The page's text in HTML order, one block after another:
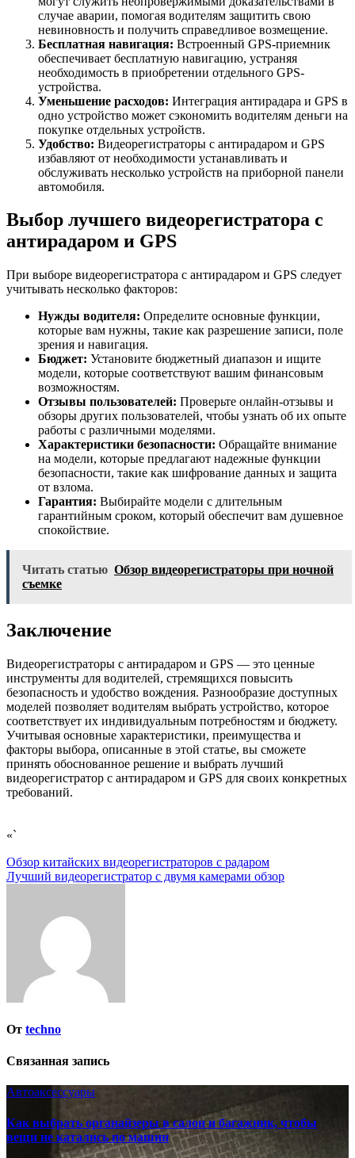
случае аварии, помогая водителям защитить свою
невиновность и получить справедливое возмещение.
Бесплатная навигация: Встроенный GPS-приемник
обеспечивает бесплатную навигацию, устраняя
необходимость в приобретении отдельного GPS-
устройства.
Уменьшение расходов: Интеграция антирадара и GPS в
одно устройство может сэкономить водителям деньги на
покупке отдельных устройств.
Удобство: Видеорегистраторы с антирадаром и GPS
избавляют от необходимости устанавливать и
обслуживать несколько устройств на приборной панели
автомобиля.
Выбор лучшего видеорегистратора с
антирадаром и GPS
При выборе видеорегистратора с антирадаром и GPS следует
учитывать несколько факторов:
Нужды водителя: Определите основные функции,
которые вам нужны, такие как разрешение записи, поле
зрения и навигация.
Бюджет: Установите бюджетный диапазон и ищите
модели, которые соответствуют вашим финансовым
возможностям.
Отзывы пользователей: Проверьте онлайн-отзывы и
обзоры других пользователей, чтобы узнать об их опыте
работы с различными моделями.
Характеристики безопасности: Обращайте внимание
на модели, которые предлагают надежные функции
безопасности, такие как шифрование данных и защита
от взлома.
Гарантия: Выбирайте модели с длительным
гарантийным сроком, который обеспечит вам душевное
спокойствие.
Читать статью Обзор видеорегистраторы при ночной
съемке
Заключение
Видеорегистраторы с антирадаром и GPS — это ценные
инструменты для водителей, стремящихся повысить
безопасность и удобство вождения. Разнообразие доступных
моделей позволяет водителям выбрать устройство, которое
соответствует их индивидуальным потребностям и бюджету.
Учитывая основные характеристики, преимущества и
факторы выбора, описанные в этой статье, вы сможете
принять обоснованное решение и выбрать лучший
видеорегистратор с антирадаром и GPS для своих конкретных
требований.
«`
Навигация
по
Обзор китайских видеорегистраторов с радаром
Лучший видеорегистратор с двумя камерами обзор
От techno
Связанная запись
Автоаксессуары
Как выбрать органайзеры в салон и багажник, чтобы
вещи не катались по машин